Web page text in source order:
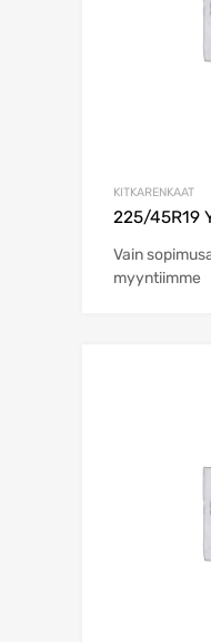
KITKARENKAAT
225/45R19
Vain
myyntiimme